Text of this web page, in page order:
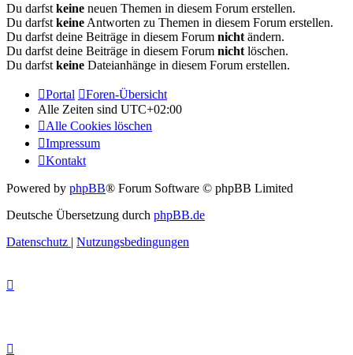
Du darfst keine neuen Themen in diesem Forum erstellen.
Du darfst keine Antworten zu Themen in diesem Forum erstellen.
Du darfst deine Beiträge in diesem Forum nicht ändern.
Du darfst deine Beiträge in diesem Forum nicht löschen.
Du darfst keine Dateianhänge in diesem Forum erstellen.
Portal
Foren-Übersicht
Alle Zeiten sind UTC+02:00
Alle Cookies löschen
Impressum
Kontakt
Powered by phpBB® Forum Software © phpBB Limited
Deutsche Übersetzung durch phpBB.de
Datenschutz | Nutzungsbedingungen